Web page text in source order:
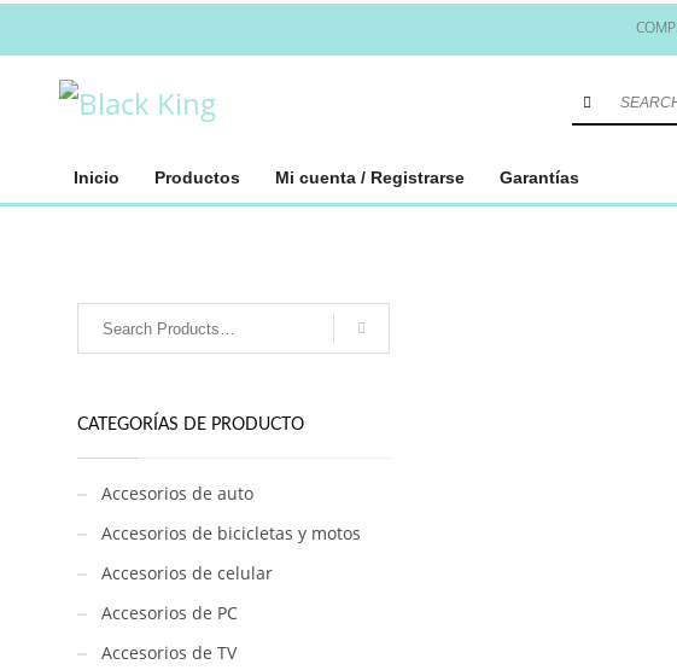
Inicio Productos Mi cuenta / Registrarse Garantías
CATEGORÍAS DE PRODUCTO
Accesorios de auto
Accesorios de bicicletas y motos
Accesorios de celular
Accesorios de PC
Accesorios de TV